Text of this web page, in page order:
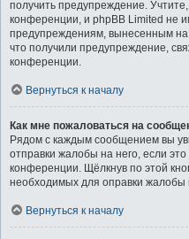
получить предупреждение.
конференции, и phpBB Limited не
предупреждениям, вынесенным
что получили предупреждение,
конференции.
Вернуться к началу
Как мне пожаловаться на
Рядом с каждым сообщением вы
отправки жалобы на него, если
конференции. Щёлкнув по этой
необходимых для оправки
Вернуться к началу